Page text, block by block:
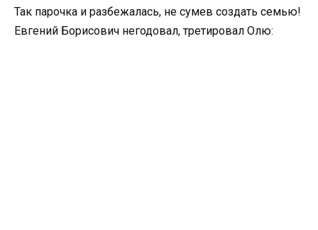
Так парочка и разбежалась, не сумев создать семью!
Евгений Борисович негодовал, третировал Олю: